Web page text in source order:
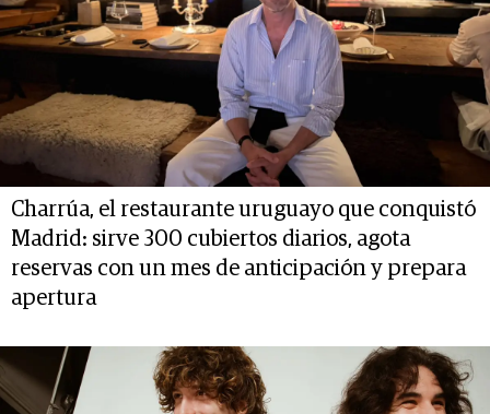
Charrúa, el restaurante uruguayo que conquistó
Madrid: sirve 300 cubiertos diarios, agota
reservas con un mes de anticipación y prepara
apertura